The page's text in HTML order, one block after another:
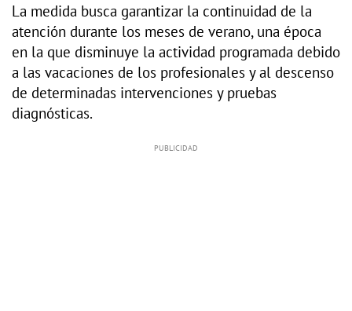
La medida busca garantizar la continuidad de la
atención durante los meses de verano, una época
en la que disminuye la actividad programada debido
a las vacaciones de los profesionales y al descenso
de determinadas intervenciones y pruebas
diagnósticas.